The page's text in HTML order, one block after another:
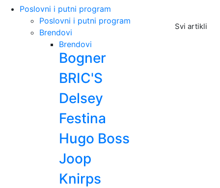
Poslovni i putni program
Svi artikli
Poslovni i putni program
Brendovi
Brendovi
Bogner
BRIC'S
Delsey
Festina
Hugo Boss
Joop
Knirps